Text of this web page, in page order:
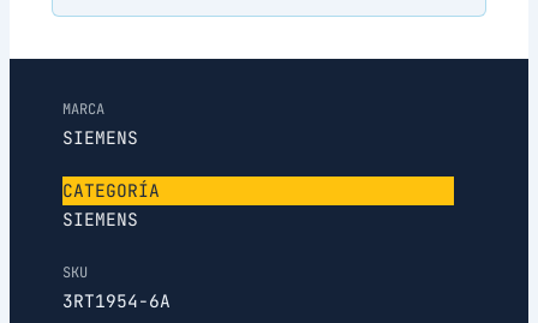
MARCA
SIEMENS
CATEGORÍA
SIEMENS
SKU
3RT1954-6A